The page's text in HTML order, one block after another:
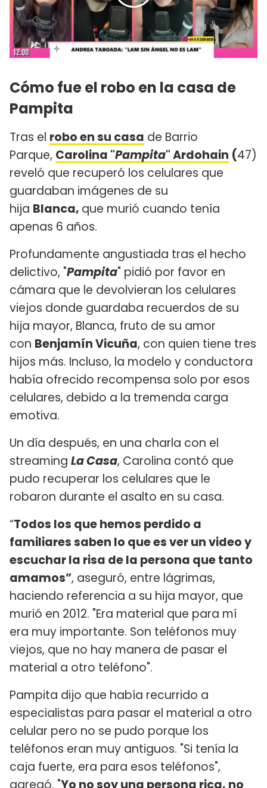
Cómo fue el robo en la casa de
Pampita
Tras el robo en su casa de Barrio
Parque, Carolina "Pampita" Ardohain (47)
reveló que recuperó los celulares que
guardaban imágenes de su
hija Blanca, que murió cuando tenía
apenas 6 años.
Profundamente angustiada tras el hecho
delictivo, "Pampita" pidió por favor en
cámara que le devolvieran los celulares
viejos donde guardaba recuerdos de su
hija mayor, Blanca, fruto de su amor
con Benjamín Vicuña, con quien tiene tres
hijos más. Incluso, la modelo y conductora
había ofrecido recompensa solo por esos
celulares, debido a la tremenda carga
emotiva.
Un día después, en una charla con el
streaming La Casa, Carolina contó que
pudo recuperar los celulares que le
robaron durante el asalto en su casa.
“Todos los que hemos perdido a
familiares saben lo que es ver un video y
escuchar la risa de la persona que tanto
amamos”, aseguró, entre lágrimas,
haciendo referencia a su hija mayor, que
murió en 2012. "Era material que para mí
era muy importante. Son teléfonos muy
viejos, que no hay manera de pasar el
material a otro teléfono".
Pampita dijo que había recurrido a
especialistas para pasar el material a otro
celular pero no se pudo porque los
teléfonos eran muy antiguos. "Si tenía la
caja fuerte, era para esos teléfonos",
agregó. "Yo no soy una persona rica, no